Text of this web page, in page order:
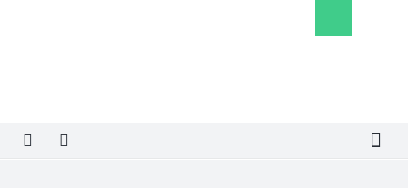
košík